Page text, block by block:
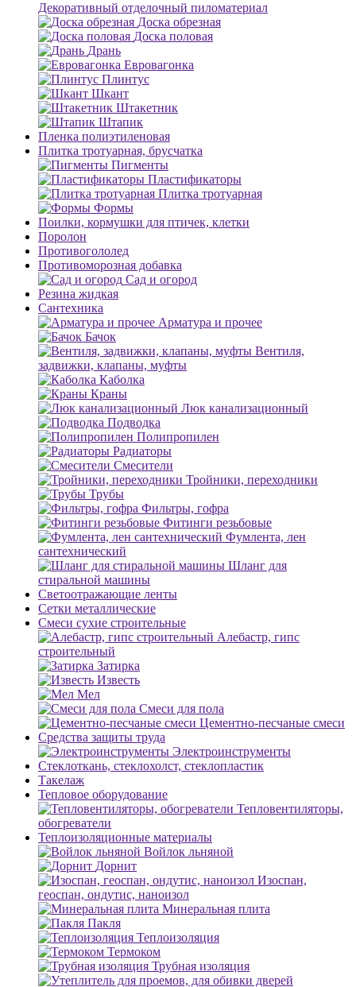
Декоративный отделочный пиломатериал
Доска обрезная
Доска половая
Дрань
Евровагонка
Плинтус
Шкант
Штакетник
Штапик
Пленка полиэтиленовая
Плитка тротуарная, брусчатка
Пигменты
Пластификаторы
Плитка тротуарная
Формы
Поилки, кормушки для птичек, клетки
Поролон
Противогололед
Противоморозная добавка
Сад и огород
Резина жидкая
Сантехника
Арматура и прочее
Бачок
Вентиля,
задвижки, клапаны, муфты
Каболка
Краны
Люк канализационный
Подводка
Полипропилен
Радиаторы
Смесители
Тройники, переходники
Трубы
Фильтры, гофра
Фитинги резьбовые
Фумлента, лен
сантехнический
Шланг для
стиральной машины
Светоотражающие ленты
Сетки металлические
Смеси сухие строительные
Алебастр, гипс
строительный
Затирка
Известь
Мел
Смеси для пола
Цементно-песчаные смеси
Средства защиты труда
Электроинструменты
Стеклоткань, стеклохолст, стеклопластик
Такелаж
Тепловое оборудование
Тепловентиляторы,
обогреватели
Теплоизоляционные материалы
Войлок льняной
Дорнит
Изоспан,
геоспан, ондутис, наноизол
Минеральная плита
Пакля
Теплоизоляция
Термоком
Трубная изоляция